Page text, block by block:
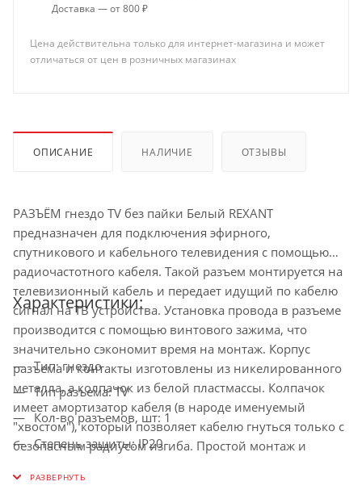
Доставка — от 800 ₽
Цена действительна только для интернет-магазина и может
отличаться от цен в розничных магазинах
ОПИСАНИЕ НАЛИЧИЕ ОТЗЫВЫ
РАЗЪЁМ гнездо TV без пайки Белый REXANT
предназначен для подключения эфирного,
спутникового и кабельного телевидения с помощью
радиочастотного кабеля. Такой разъем монтируется на
телевизионный кабель и передает идущий по кабелю
сигнал на ТВ устройства. Установка провода в разъеме
производится с помощью винтового зажима, что
значительно сэкономит время на монтаж. Корпус
разъема и контакты изготовлены из никелированного
металла, а колпачок из белой пластмассы. Колпачок
имеет амортизатор кабеля (в народе именуемый
"хвостом"), который позволяет кабелю гнуться только с
безопасным радиусом изгиба. Простой монтаж и
внешних воздействий.
Характеристики:
Тип: гнездо
Тип разъема: TV
Кол-во разъемов, шт: 1
Степень защиты: IP20